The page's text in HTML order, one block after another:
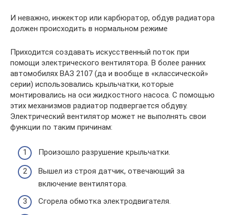
И неважно, инжектор или карбюратор, обдув радиатора
должен происходить в нормальном режиме
Приходится создавать искусственный поток при
помощи электрического вентилятора. В более ранних
автомобилях ВАЗ 2107 (да и вообще в «классической»
серии) использовались крыльчатки, которые
монтировались на оси жидкостного насоса. С помощью
этих механизмов радиатор подвергается обдуву.
Электрический вентилятор может не выполнять свои
функции по таким причинам:
Произошло разрушение крыльчатки.
Вышел из строя датчик, отвечающий за
включение вентилятора.
Сгорела обмотка электродвигателя.